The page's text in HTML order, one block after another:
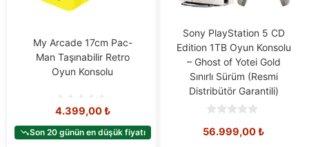
My Arcade 17cm Pac-
Man Taşınabilir Retro
Oyun Konsolu
0
u
t
4.399,00₺
Son 20 günün en düşük fiyatı
Sony PlayStation 5 CD
Edition 1TB Oyun Konsolu
– Ghost of Yotei Gold
Sınırlı Sürüm (Resmi
Distribütör Garantili)
o
56.999,00₺